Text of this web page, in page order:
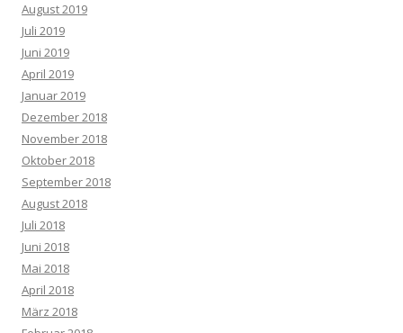
August 2019
Juli 2019
Juni 2019
April 2019
Januar 2019
Dezember 2018
November 2018
Oktober 2018
September 2018
August 2018
Juli 2018
Juni 2018
Mai 2018
April 2018
März 2018